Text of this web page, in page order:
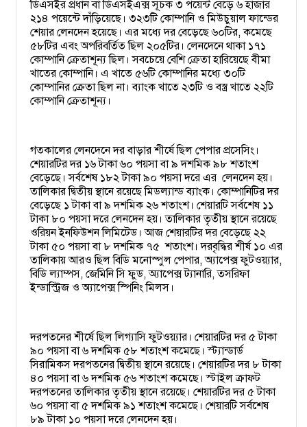
ডিএসইর প্রধান বা ডিএসইএক্স সূচক ৩ পয়েন্ট বেড়ে ৬ হাজার
২১৪ পয়েন্টে দাঁড়িয়েছে। ৩২৩টি কোম্পানি ও মিউচুয়াল ফান্ডের
শেয়ার লেনদেন হয়েছে। এর মধ্যে দর বেড়েছে ৬০টির, কমেছে
৫৮টির এবং অপরিবর্তিত ছিল ২০৫টির। লেনদেনে থাকা ১৭১
কোম্পানি ক্রেতাশূন্য ছিল। সবচেয়ে বেশি ক্রেতা হারিয়েছে বীমা
খাতের কোম্পানি। এ খাতে ৫৬টি কোম্পানির মধ্যে ৩০টি
কোম্পানির ক্রেতা ছিল না। ব্যাংক খাতে ২৩টি ও বস্ত্র খাতে ২২টি
কোম্পানি ক্রেতাশূন্য।
গতকালের লেনদেনে দর বাড়ার শীর্ষে ছিল পেপার প্রসেসিং।
শেয়ারটির দর ১৬ টাকা ৬০ পয়সা বা ৯ দশমিক ৯৮ শতাংশ
বেড়েছে। সর্বশেষ ১৮২ টাকা ৯০ পয়সা দরে এর লেনদেন হয়।
তালিকার দ্বিতীয় স্থানে রয়েছে মিডল্যান্ড ব্যাংক। কোম্পানিটির দর
বেড়েছে ১ টাকা বা ৯ দশমিক ২৬ শতাংশ। শেয়ারটি সর্বশেষ ১১
টাকা ৮০ পয়সা দরে লেনদেন হয়। তালিকার তৃতীয় স্থানে রয়েছে
ওরিয়ন ইনফিউশন লিমিটেড। আজ শেয়ারটির দর বেড়েছে ২২
টাকা ৫০ পয়সা বা ৮ দশমিক ৭৫ শতাংশ। দরবৃদ্ধির শীর্ষ ১০ এর
তালিকায় আরও ছিল বিডি মনোস্পুল পেপার, অ্যাপেক্স ফুটওয়্যার,
বিডি ল্যাম্পস, জেমিনি সি ফুড, অ্যাপেক্স ট্যানারি, তসরিফা
ইন্ডাস্ট্রিজ ও অ্যাপেক্স স্পিনিং মিলস।
দরপতনের শীর্ষে ছিল লিগ্যাসি ফুটওয়্যার। শেয়ারটির দর ৫ টাকা
৯০ পয়সা বা ৬ দশমিক ৫৮ শতাংশ কমেছে। স্ট্যান্ডার্ড
সিরামিকস দরপতনের দ্বিতীয় স্থানে রয়েছে। শেয়ারটির দর ৮ টাকা
৪০ পয়সা বা ৬ দশমিক ৫৬ শতাংশ কমেছে। স্টাইল ক্রাফট
দরপতনের তালিকার তৃতীয় স্থানে রয়েছে। শেয়ারটির দর ৫ টাকা
৬০ পয়সা বা ৫ দশমিক ৯১ শতাংশ কমেছে। শেয়ারটি সর্বশেষ
৮৯ টাকা ১০ পয়সা দরে লেনদেন হয়।